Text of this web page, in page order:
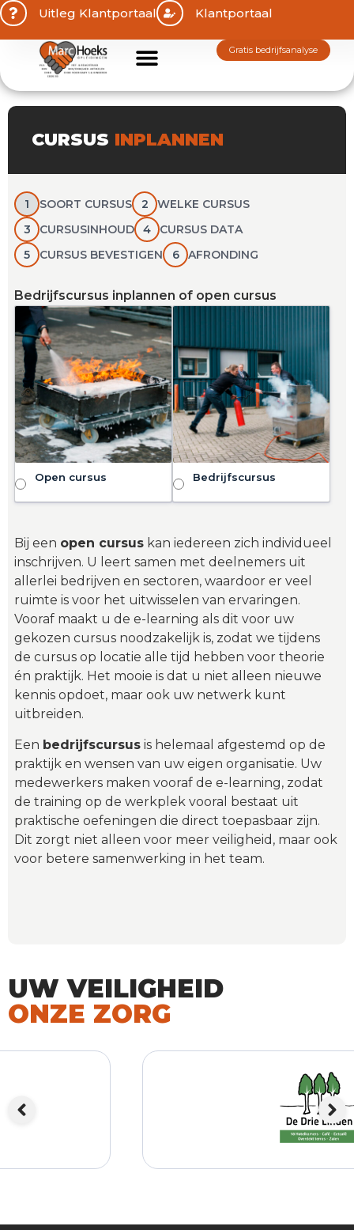
Uitleg Klantportaal Klantportaal
gratis bedrijfsanalyse
CURSUS INPLANNEN
1 SOORT CURSUS 2
WELKE CURSUS
3
CURSUSINHOUD 4
CURSUS DATA
5
CURSUS BEVESTIGEN 6 AFRONDING
Bedrijfscursus inplannen of open cursus
Open cursus Bedrijfscursus
Bij een open cursus kan iedereen zich individueel
inschrijven. U leert samen met deelnemers uit
allerlei bedrijven en sectoren, waardoor er veel
ruimte is voor het uitwisselen van ervaringen.
Vooraf maakt u de e-learning als dit voor uw
gekozen cursus noodzakelijk is, zodat we tijdens
de cursus op locatie alle tijd hebben voor theorie
én praktijk. Het mooie is dat u niet alleen nieuwe
kennis opdoet, maar ook uw netwerk kunt
uitbreiden.
Een bedrijfscursus is helemaal afgestemd op de
praktijk en wensen van uw eigen organisatie. Uw
medewerkers maken vooraf de e-learning, zodat
de training op de werkplek vooral bestaat uit
praktische oefeningen die direct toepasbaar zijn.
Dit zorgt niet alleen voor meer veiligheid, maar ook
voor betere samenwerking in het team.
UW VEILIGHEID
ONZE ZORG